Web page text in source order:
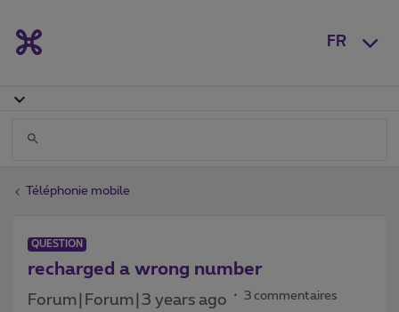
FR
Téléphonie mobile
QUESTION
recharged a wrong number
Forum|Forum|3 years ago 3 commentaires